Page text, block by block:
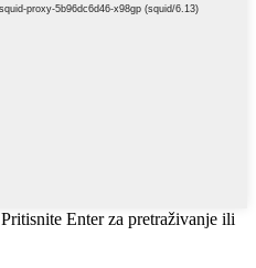
Pritisnite Enter za pretraživanje ili